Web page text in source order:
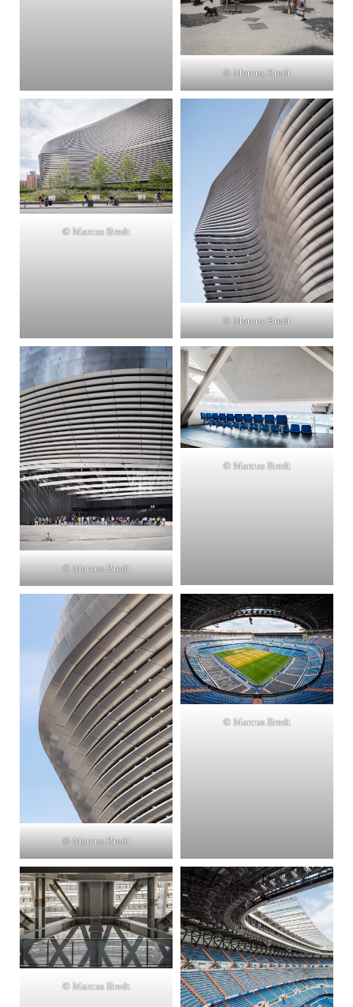
© Marcus Bredt
© Marcus Bredt
© Marcus Bredt
© Marcus Bredt
© Marcus Bredt
© Marcus Bredt
© Marcus Bredt
© Marcus Bredt